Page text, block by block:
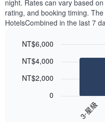
night. Rates can vary based
rating, and booking timing.
HotelsCombined in the last 7
chart
graphic.
3-星級
0
NT$2,000
NT$4,000
NT$6,000